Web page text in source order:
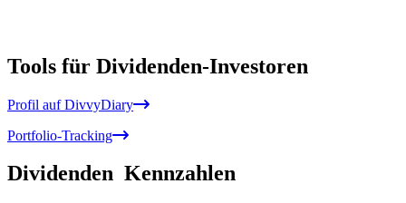
Tools für Dividenden-Investoren
Profil auf DivvyDiary
Portfolio-Tracking
Dividenden Kennzahlen